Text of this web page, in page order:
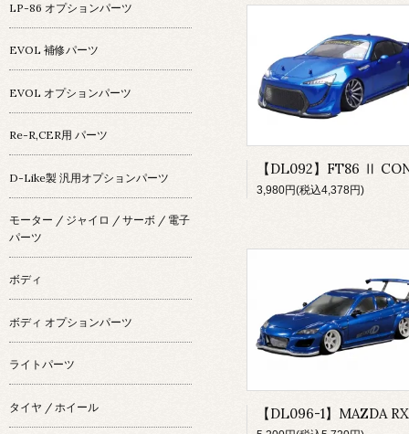
3,980円(税込4,378円)
LP-86 オプションパーツ
EVOL 補修パーツ
EVOL オプションパーツ
Re-R,CER用 パーツ
D-Like製 汎用オプションパーツ
モーター / ジャイロ / サーボ / 電子
パーツ
ボディ
ボディ オプションパーツ
ライトパーツ
タイヤ / ホイール